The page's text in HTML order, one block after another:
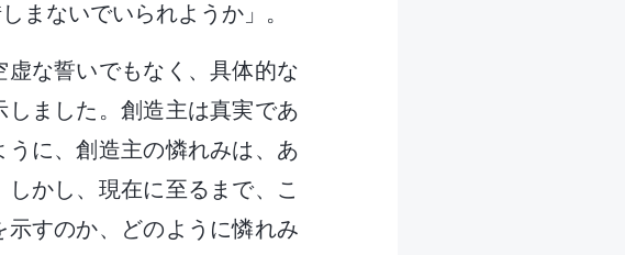
まないでいられようか」。
な誓いでもなく、具体的な
ました。創造主は真実であ
に、創造主の憐れみは、あ
かし、現在に至るまで、こ
すのか、どのように憐れみ